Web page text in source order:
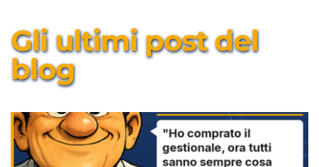
Gli ultimi post del
blog